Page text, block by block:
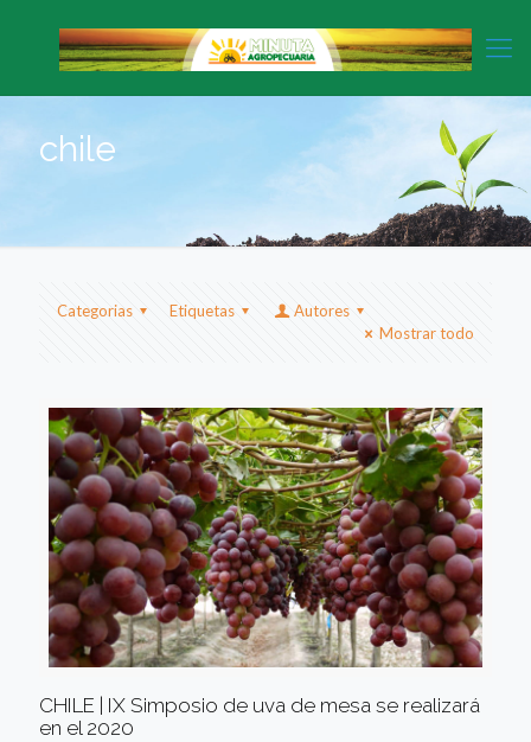
chile
Categorias Etiquetas
Autores
Mostrar todo
CHILE | IX Simposio de uva de mesa se realizará
en el 2020